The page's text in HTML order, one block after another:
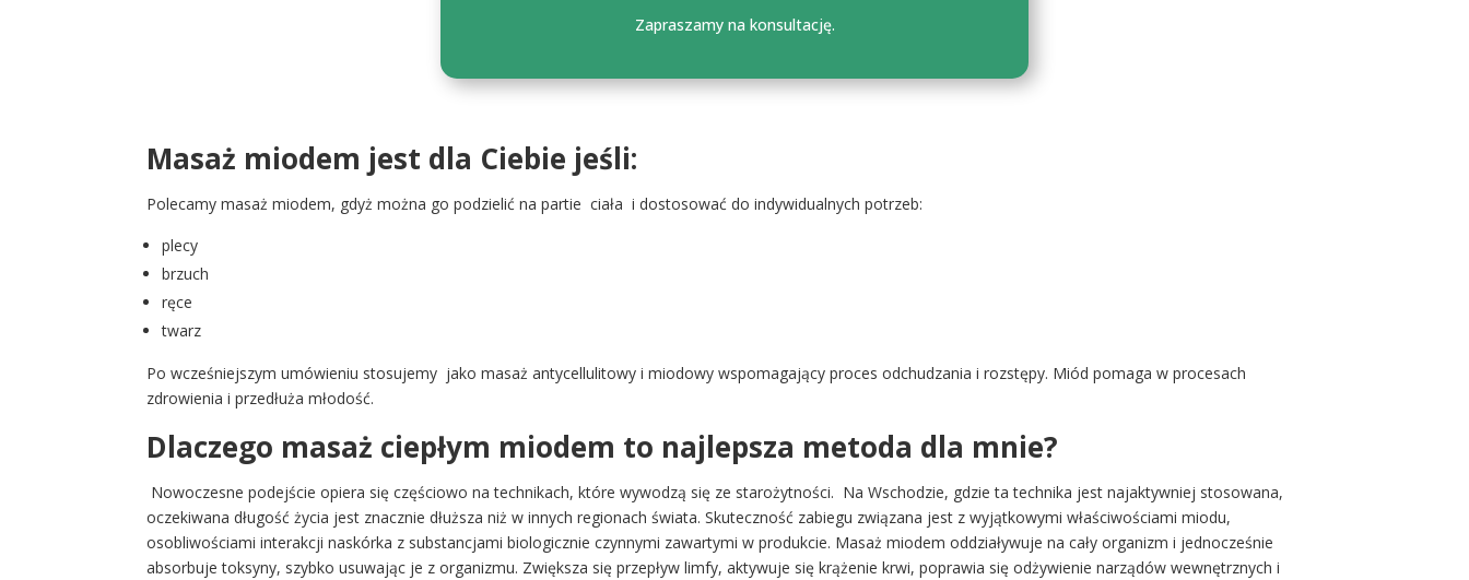
Zapraszamy na konsultację.
Masaż miodem jest dla Ciebie jeśli:
Polecamy masaż miodem, gdyż można go podzielić na partie ciała i dostosować doindywidualnych potrzeb:
plecy
brzuch
ręce
twarz
Po wcześniejszym umówieniu stosujemy jako masaż antycellulitowy i miodowy wspomagający proces odchudzania i rozstępy. Miód pomaga w procesach
zdrowienia i przedłuża młodość.
Dlaczego masaż ciepłym miodem to najlepsza metoda dla mnie?
Nowoczesne podejście opiera się częściowo na technikach, które wywodzą się ze starożytności. Na Wschodzie, gdzie ta technika jest najaktywniej stosowana,
oczekiwana długość życia jest znacznie dłuższa niż w innych regionach świata. Skuteczność zabiegu związana jest z wyjątkowymi właściwościami miodu,
osobliwościami interakcji naskórka z substancjami biologicznie czynnymi zawartymi w produkcie. Masaż miodem oddziaływuje na cały organizm i jednocześnie
absorbuje toksyny, szybko usuwając je z organizmu. Zwiększa się przepływ limfy, aktywuje się krążenie krwi, poprawia się odżywienie narządów wewnętrznych i